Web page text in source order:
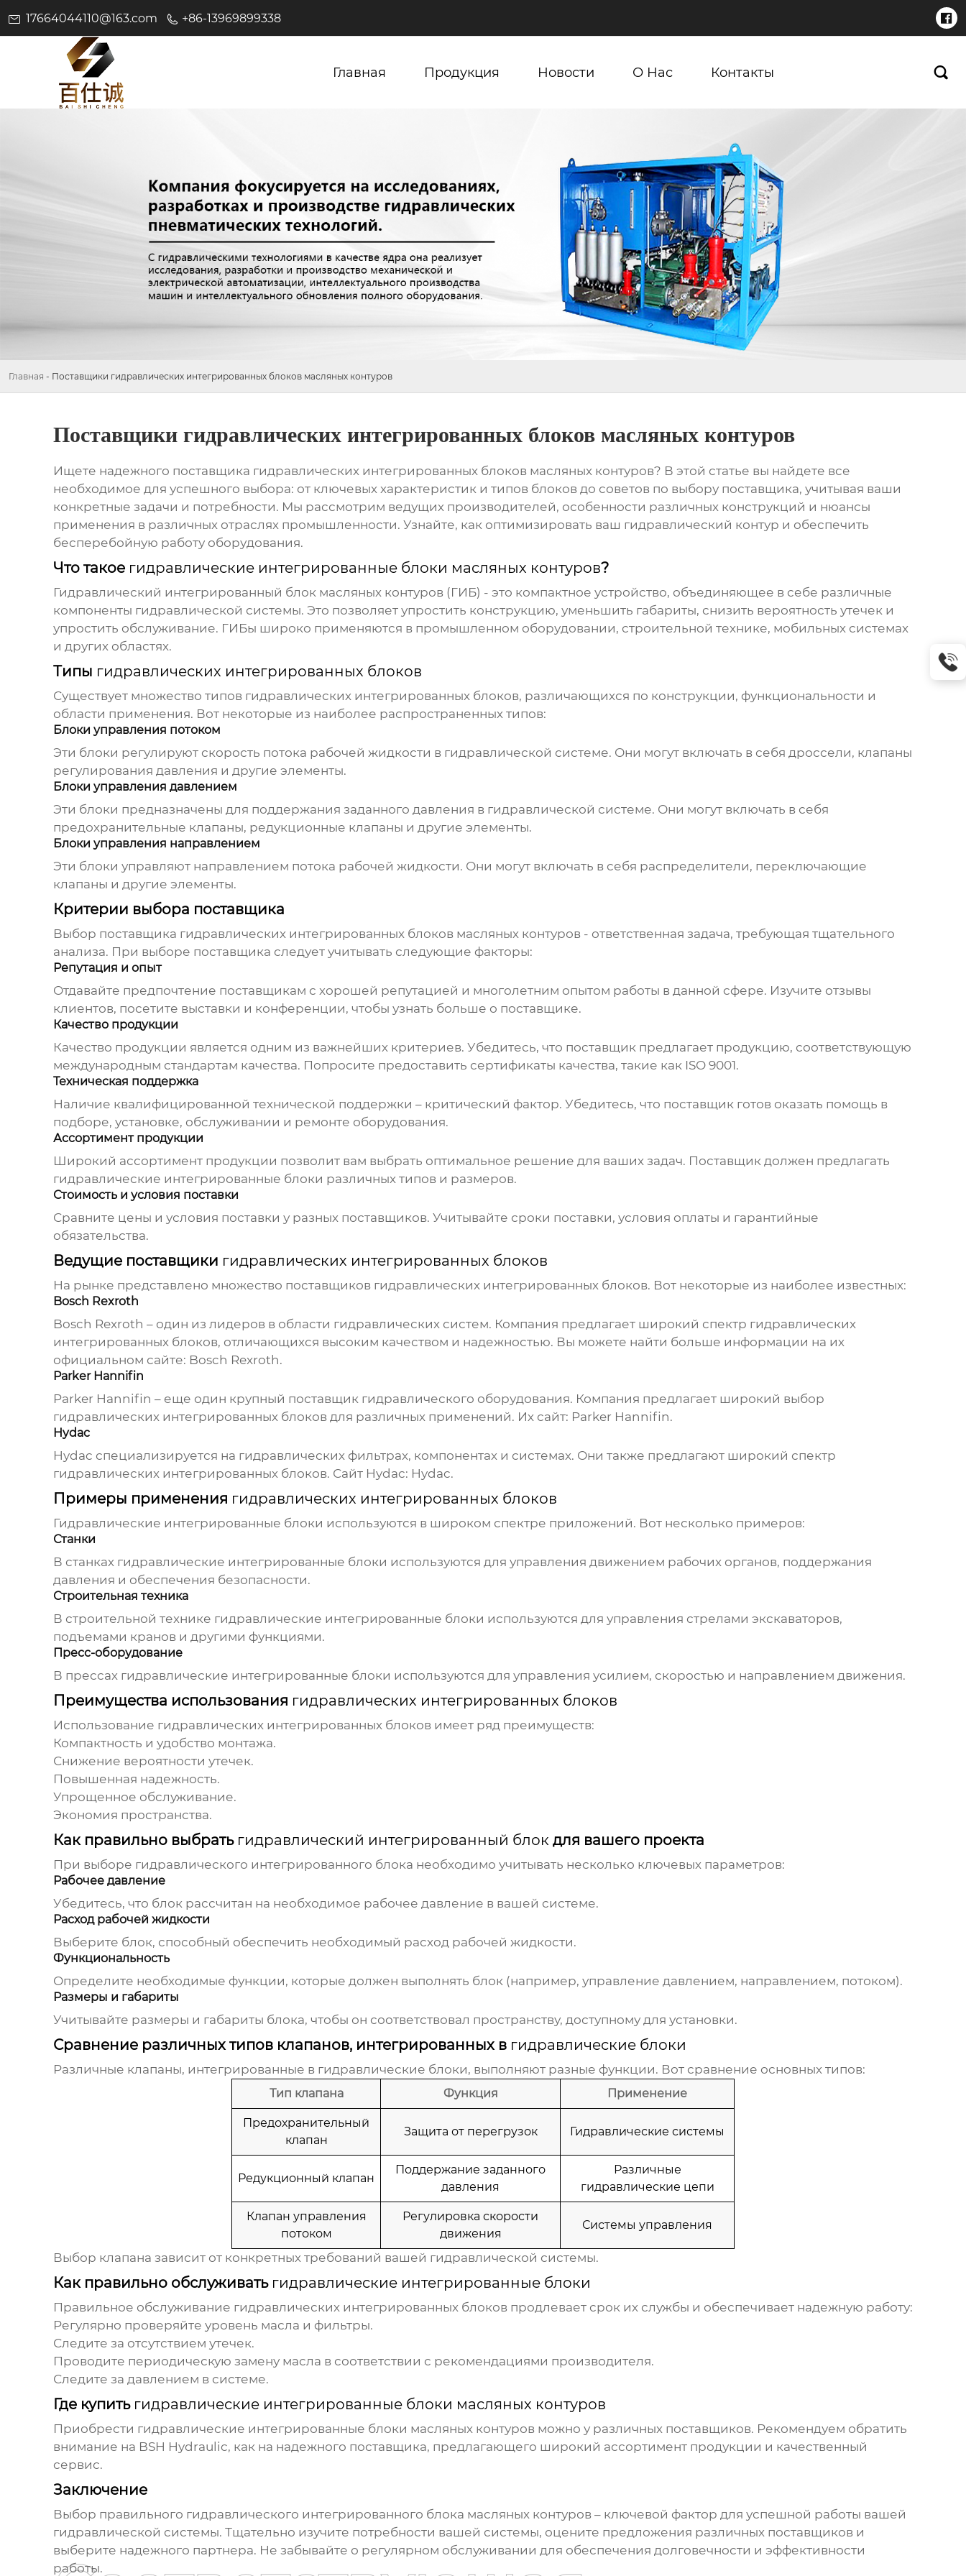
17664044110@163.com +86-13969899338 
Главная Продукция Новости О Нас Контакты 
Главная - Поставщики гидравлических интегрированных блоков масляных контуров
Поставщики гидравлических интегрированных блоков масляных контуров
Ищете надежного поставщика гидравлических интегрированных блоков масляных контуров? В этой статье вы найдете все
необходимое для успешного выбора: от ключевых характеристик и типов блоков до советов по выбору поставщика, учитывая ваши
конкретные задачи и потребности. Мы рассмотрим ведущих производителей, особенности различных конструкций и нюансы
применения в различных отраслях промышленности. Узнайте, как оптимизировать ваш гидравлический контур и обеспечить
бесперебойную работу оборудования.
Что такое гидравлические интегрированные блоки масляных контуров?
Гидравлический интегрированный блок масляных контуров(ГИБ) - это компактное устройство, объединяющее в себе различные
компоненты гидравлической системы. Это позволяет упростить конструкцию, уменьшить габариты, снизить вероятность утечек и
упростить обслуживание. ГИБы широко применяются в промышленном оборудовании, строительной технике, мобильных системах
и других областях.
Типы гидравлических интегрированных блоков
Существует множество типов гидравлических интегрированных блоков, различающихся по конструкции, функциональности и
области применения. Вот некоторые из наиболее распространенных типов:
Блоки управления потоком
Эти блоки регулируют скорость потока рабочей жидкости в гидравлической системе. Они могут включать в себя дроссели, клапаны
регулирования давления и другие элементы.
Блоки управления давлением
Эти блоки предназначены для поддержания заданного давления в гидравлической системе. Они могут включать в себя
предохранительные клапаны, редукционные клапаны и другие элементы.
Блоки управления направлением
Эти блоки управляют направлением потока рабочей жидкости. Они могут включать в себя распределители, переключающие
клапаны и другие элементы.
Критерии выбора поставщика
Выбор поставщика гидравлических интегрированных блоков масляных контуров- ответственная задача, требующая тщательного
анализа. При выборе поставщика следует учитывать следующие факторы:
Репутация и опыт
Отдавайте предпочтение поставщикам с хорошей репутацией и многолетним опытом работы в данной сфере. Изучите отзывы
клиентов, посетите выставки и конференции, чтобы узнать больше о поставщике.
Качество продукции
Качество продукции является одним из важнейших критериев. Убедитесь, что поставщик предлагает продукцию, соответствующую
международным стандартам качества. Попросите предоставить сертификаты качества, такие как ISO 9001.
Техническая поддержка
Наличие квалифицированной технической поддержки – критический фактор. Убедитесь, что поставщик готов оказать помощь в
подборе, установке, обслуживании и ремонте оборудования.
Ассортимент продукции
Широкий ассортимент продукции позволит вам выбрать оптимальное решение для ваших задач. Поставщик должен предлагать
гидравлические интегрированные блоки различных типов и размеров.
Стоимость и условия поставки
Сравните цены и условия поставки у разных поставщиков. Учитывайте сроки поставки, условия оплаты и гарантийные
обязательства.
Ведущие поставщики гидравлических интегрированных блоков
На рынке представлено множество поставщиков гидравлических интегрированных блоков. Вот некоторые из наиболее известных:
Bosch Rexroth
Bosch Rexroth – один из лидеров в области гидравлических систем. Компания предлагает широкий спектр гидравлических
интегрированных блоков, отличающихся высоким качеством и надежностью. Вы можете найти больше информации на их
официальном сайте: Bosch Rexroth.
Parker Hannifin
Parker Hannifin – еще один крупный поставщик гидравлического оборудования. Компания предлагает широкий выбор
гидравлических интегрированных блоковдля различных применений. Их сайт: Parker Hannifin.
Hydac
Hydac специализируется на гидравлических фильтрах, компонентах и системах. Они также предлагают широкий спектр
гидравлических интегрированных блоков. Сайт Hydac: Hydac.
Примеры применения гидравлических интегрированных блоков
Гидравлические интегрированные блоки используются в широком спектре приложений. Вот несколько примеров:
Станки
В станках гидравлические интегрированные блоки используются для управления движением рабочих органов, поддержания
давления и обеспечения безопасности.
Строительная техника
В строительной технике гидравлические интегрированные блоки используются для управления стрелами экскаваторов,
подъемами кранов и другими функциями.
Пресс-оборудование
В прессах гидравлические интегрированные блоки используются для управления усилием, скоростью и направлением движения.
Преимущества использования гидравлических интегрированных блоков
Использование гидравлических интегрированных блоковимеет ряд преимуществ:
Компактность и удобство монтажа.
Снижение вероятности утечек.
Повышенная надежность.
Упрощенное обслуживание.
Экономия пространства.
Как правильно выбрать гидравлический интегрированный блокдля вашего проекта
При выборе гидравлического интегрированного блока необходимо учитывать несколько ключевых параметров:
Рабочее давление
Убедитесь, что блок рассчитан на необходимое рабочее давление в вашей системе.
Расход рабочей жидкости
Выберите блок, способный обеспечить необходимый расход рабочей жидкости.
Функциональность
Определите необходимые функции, которые должен выполнять блок (например, управление давлением, направлением, потоком).
Размеры и габариты
Учитывайте размеры и габариты блока, чтобы он соответствовал пространству, доступному для установки.
Сравнение различных типов клапанов, интегрированных в гидравлические блоки
Различные клапаны, интегрированные в гидравлические блоки, выполняют разные функции. Вот сравнение основных типов:
Тип клапана Функция Применение
Предохранительный
клапан
Защита от перегрузок Гидравлические системы
Редукционный клапан
Поддержание заданного
давления
Различные
гидравлические цепи
Клапан управления
потоком
Регулировка скорости
движения
Системы управления
Выбор клапана зависит от конкретных требований вашей гидравлической системы.
Как правильно обслуживать гидравлические интегрированные блоки
Правильное обслуживание гидравлических интегрированных блоковпродлевает срок их службы и обеспечивает надежную работу:
Регулярно проверяйте уровень масла и фильтры.
Следите за отсутствием утечек.
Проводите периодическую замену масла в соответствии с рекомендациями производителя.
Следите за давлением в системе.
Где купить гидравлические интегрированные блоки масляных контуров
Приобрести гидравлические интегрированные блоки масляных контуровможно у различных поставщиков. Рекомендуем обратить
внимание на BSH Hydraulic, как на надежного поставщика, предлагающего широкий ассортимент продукции и качественный
сервис.
Заключение
Выбор правильного гидравлического интегрированного блока масляных контуров– ключевой фактор для успешной работы вашей
гидравлической системы. Тщательно изучите потребности вашей системы, оцените предложения различных поставщиков и
выберите надежного партнера. Не забывайте о регулярном обслуживании для обеспечения долговечности и эффективности
работы.